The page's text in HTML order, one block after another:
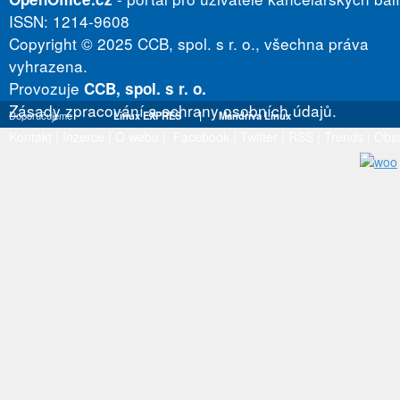
ISSN: 1214-9608
Copyright © 2025 CCB, spol. s r. o., všechna práva
vyhrazena.
Provozuje CCB, spol. s r. o.
Zásady zpracování a ochrany osobních údajů.
Doporučujeme Linux EXPRES | Mandriva Linux